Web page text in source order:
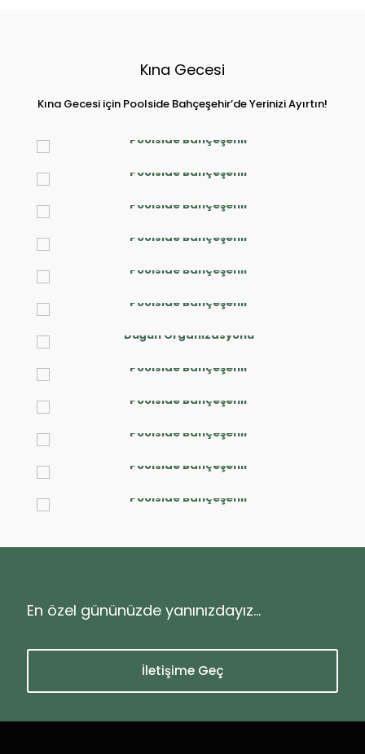
Kına Gecesi
Kına Gecesi için Poolside Bahçeşehir’de Yerinizi Ayırtın!
En özel gününüzde yanınızdayız...
İletişime Geç